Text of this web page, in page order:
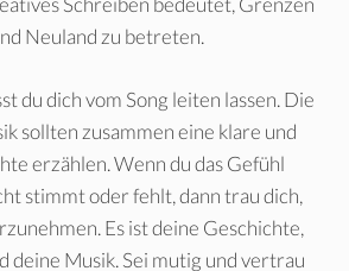
Neuland zu betreten.
du dich vom Song leiten lassen. Die
sollten zusammen eine klare und
erzählen. Wenn du das Gefühl
stimmt oder fehlt, dann trau dich,
Es ist deine Geschichte,
deine Musik. Sei mutig und vertrau